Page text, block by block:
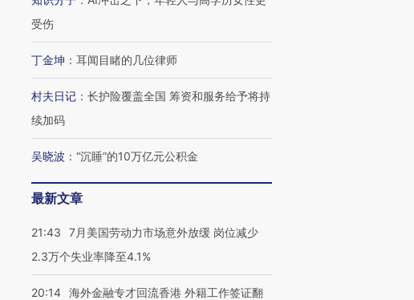
受伤
丁金坤 ： 耳闻目睹的几位律师
村夫日记 ： 长护险覆盖全国 筹资和服务给予将持
续加码
吴晓波 ： “沉睡”的10万亿元公积金
最新文章
21:43
7月美国劳动力市场意外放缓 岗位减少
2.3万个失业率降至4.1%
20:14 海外金融专才回流香港 外籍工作签证翻